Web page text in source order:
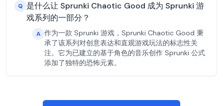
Q 是什么让 Sprunki Chaotic Good 成为 Sprunki 游
戏系列的一部分？
A 作为一款 Sprunki 游戏，Sprunki Chaotic Good 秉
承了该系列对创意表达和直观游戏玩法的标志性关
注。它为已建立的基于角色的音乐创作 Sprunki 公式
添加了独特的恐怖元素。